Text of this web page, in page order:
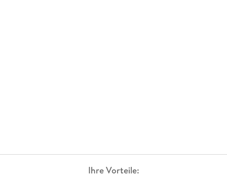
Ihre Vorteile: